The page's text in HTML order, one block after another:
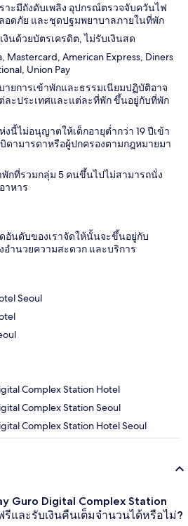
าะมีถังดับเพลิง อุปกรณ์ตรวจจับควันไฟ
อดภัย และชุดปฐมพยาบาลภายในที่พัก
นด้วยบัตรเครดิต, ไม่รับเงินสด
Mastercard, American Express, Diners
Union Pay
ยการเข้าพักและธรรมเนียมปฏิบัติอาจ
ละประเทศและแต่ละที่พัก ขึ้นอยู่กับที่พัก
นี้ไม่อนุญาตให้เด็กอายุต่ำกว่า 19 ปีเข้า
ดามารดาหรือผู้ปกครองตามกฎหมายมา
กที่รวมกลุ่ม 5 คนขึ้นไปไม่สามารถนั่ง
าหาร
อันดับของเราจัดให้นั้นจะขึ้นอยู่กับ
อำนวยความสะดวก และบริการ
Seoul
Complex Station Hotel
Complex Station Seoul
Complex Station Hotel Seoul
Guro Digital Complex Station
รีและรับเงินคืนเต็มจำนวนได้หรือไม่?